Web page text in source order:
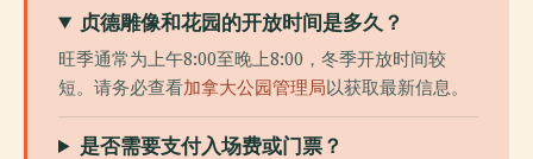
贞德雕像和花园的开放时间是多久？
旺季通常为上午8:00至晚上8:00，冬季开放时间较
短。请务必查看加拿大公园管理局以获取最新信息。
是否需要支付入场费或门票？